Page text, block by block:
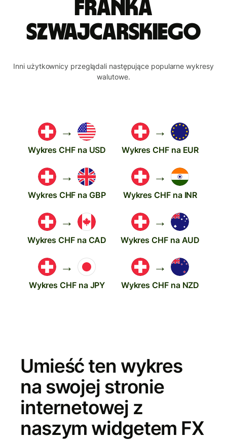
franka
szwajcarskiego
Inni użytkownicy przeglądali następujące popularne wykresy
walutowe.
→
Wykres CHF na USD
→
Wykres CHF na EUR
→
Wykres CHF na GBP
→
Wykres CHF na INR
→
Wykres CHF na CAD
→
Wykres CHF na AUD
→
Wykres CHF na JPY
→
Wykres CHF na NZD
Umieść ten wykres
na swojej stronie
internetowej z
naszym widgetem FX